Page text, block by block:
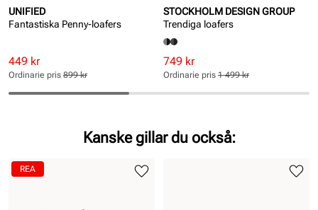
UNIFIED
Fantastiska Penny-loafers
Rabatterat
pris
Pris
449 kr
Ordinarie
pris
Pris
Ordinarie pris 899 kr
STOCKHOLM DESIGN GROUP
Trendiga loafers
Rabatterat
pris
Pris
749 kr
Ordinarie
pris
Pris
Ordinarie pris 1 499 kr
Kanske gillar du också:
REA